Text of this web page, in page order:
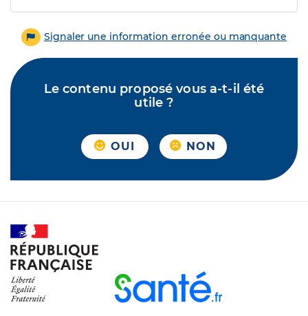
Signaler une information erronée ou manquante
Le contenu proposé vous a-t-il été
utile ?
OUI NON